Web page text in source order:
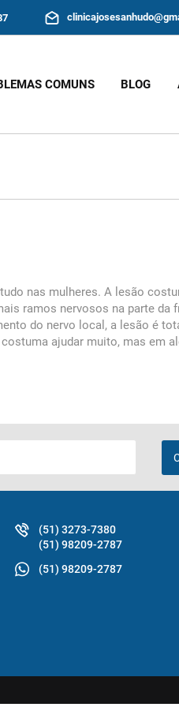
COMUNS BLOG
nas mulheres. A lesão
ramos nervosos na parte da
do nervo local, a lesão é
ajudar muito, mas em
(51) 3273-7380
(51) 98209-2787
(51) 98209-2787